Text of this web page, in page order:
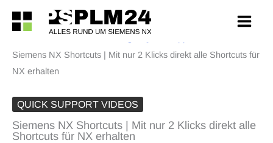
Zum
Inhalt
springen
Siemens NX Shortcuts | Mit nur 2 Klicks direkt alle Shortcuts für
NX erhalten
QUICK SUPPORT VIDEOS
Siemens NX Shortcuts | Mit nur 2 Klicks direkt alle
Shortcuts für NX erhalten